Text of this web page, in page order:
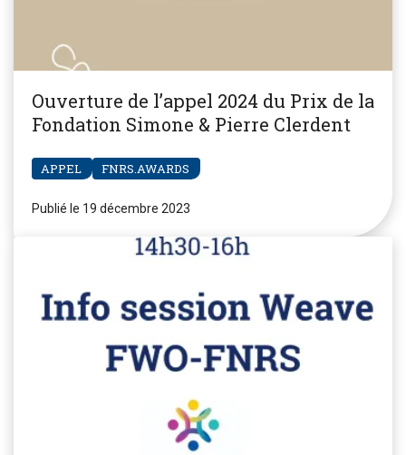
Ouverture de l’appel 2024 du Prix de la
Fondation Simone & Pierre Clerdent
APPEL FNRS.AWARDS
Publié le 19 décembre 2023